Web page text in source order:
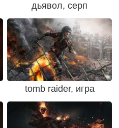
дьявол, серп
tomb raider, игра